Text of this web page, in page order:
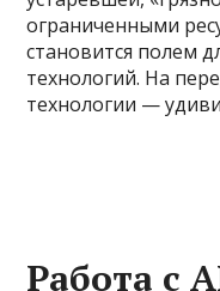
ограниченными
становится полем
технологий. На
технологии —
Работа с